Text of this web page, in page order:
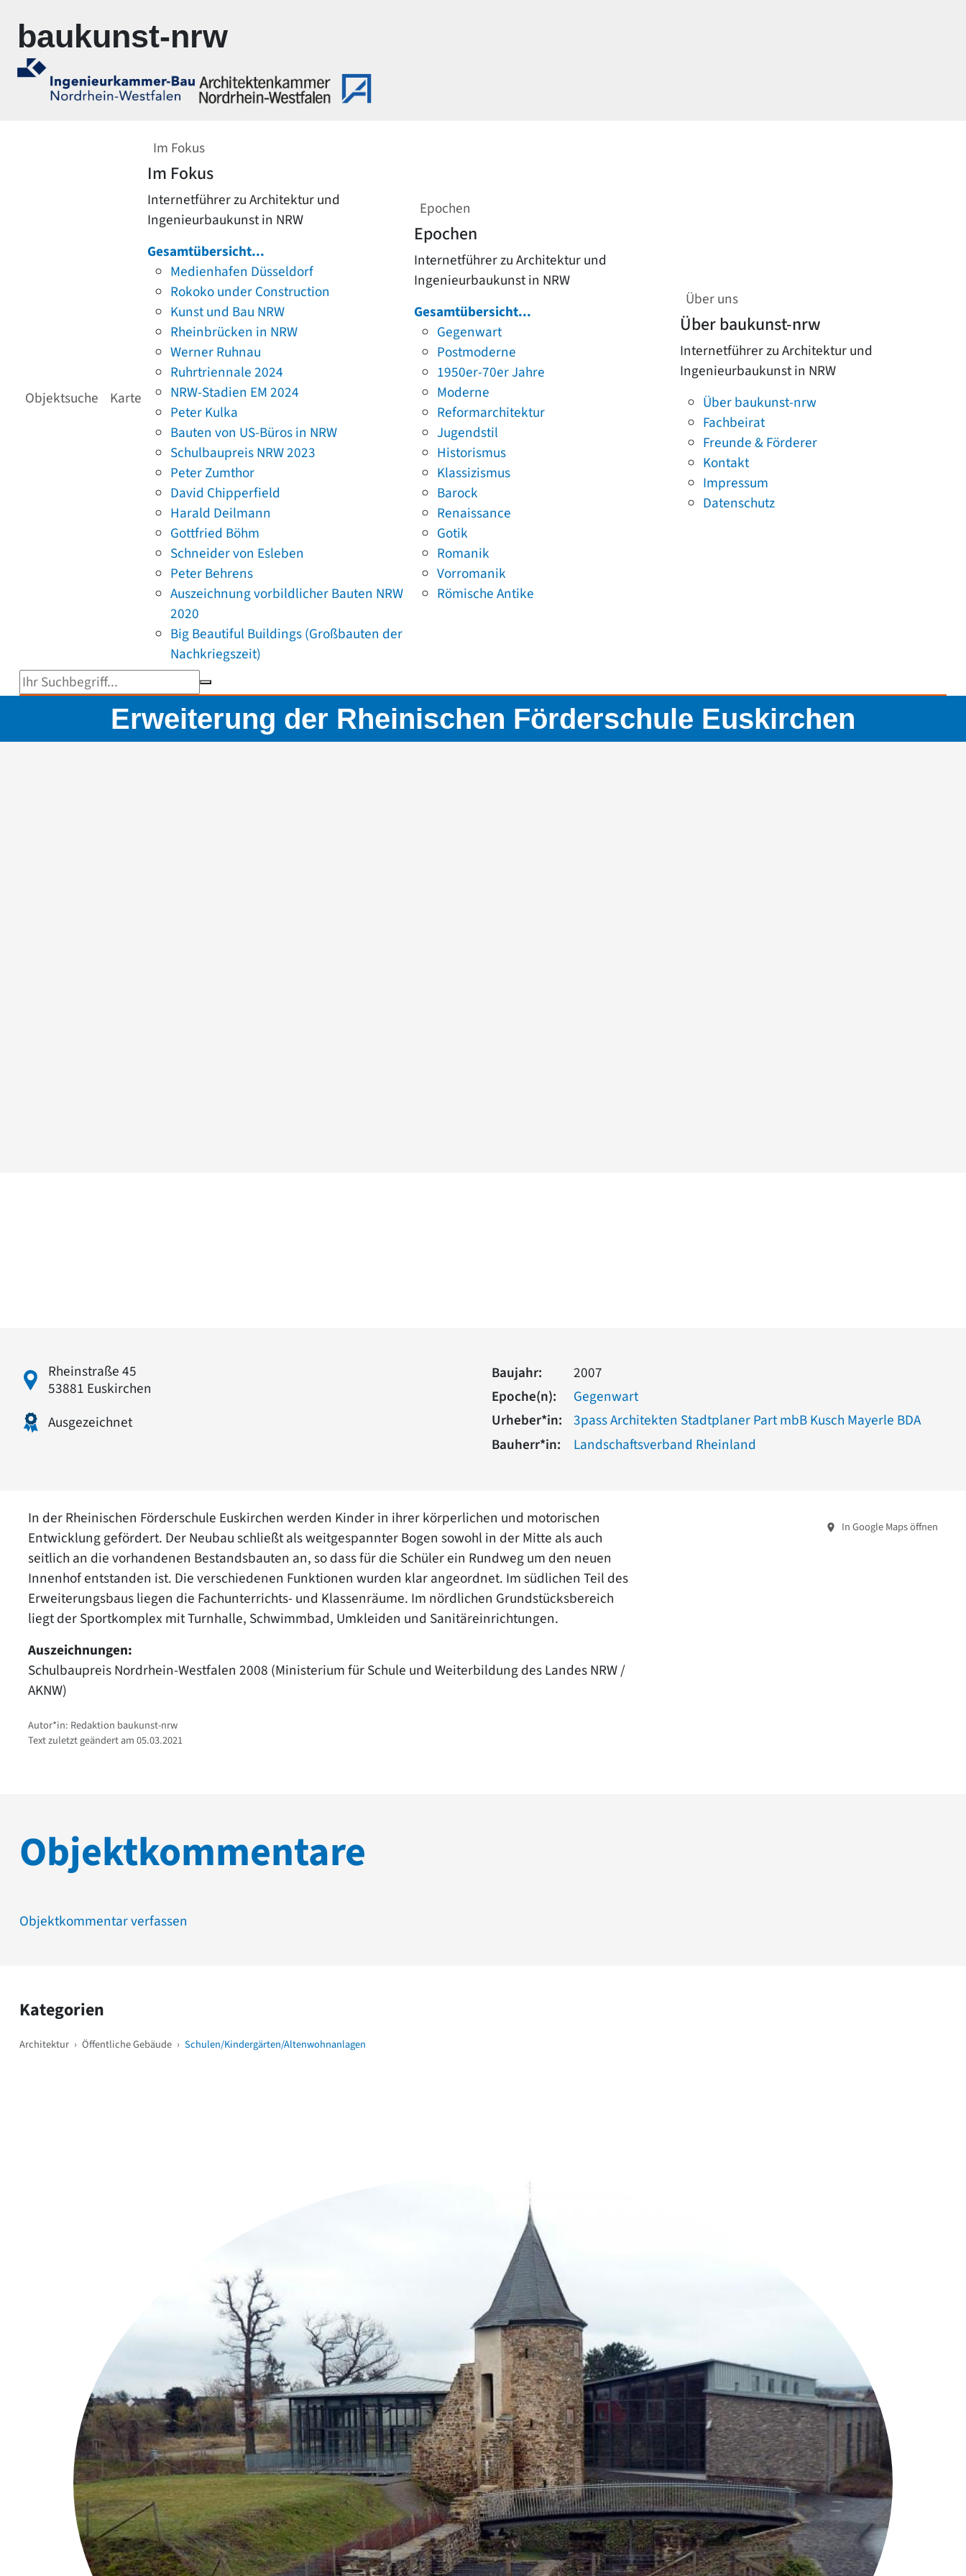
baukunst-nrw
Objektsuche Karte
Im Fokus
Im Fokus
Internetführer zu Architektur und
Ingenieurbaukunst in NRW
Gesamtübersicht...
Medienhafen Düsseldorf
Rokoko under Construction
Kunst und Bau NRW
Rheinbrücken in NRW
Werner Ruhnau
Ruhrtriennale 2024
NRW-Stadien EM 2024
Peter Kulka
Bauten von US-Büros in NRW
Schulbaupreis NRW 2023
Peter Zumthor
David Chipperfield
Harald Deilmann
Gottfried Böhm
Schneider von Esleben
Peter Behrens
Auszeichnung vorbildlicher Bauten NRW
2020
Big Beautiful Buildings (Großbauten der
Nachkriegszeit)
Epochen
Epochen
Internetführer zu Architektur und
Ingenieurbaukunst in NRW
Gesamtübersicht...
Gegenwart
Postmoderne
1950er-70er Jahre
Moderne
Reformarchitektur
Jugendstil
Historismus
Klassizismus
Barock
Renaissance
Gotik
Romanik
Vorromanik
Römische Antike
Über uns
Über baukunst-nrw
Internetführer zu Architektur und
Ingenieurbaukunst in NRW
Über baukunst-nrw
Fachbeirat
Freunde & Förderer
Kontakt
Impressum
Datenschutz
Suchbegriff eingeben
Erweiterung der Rheinischen Förderschule Euskirchen
Rheinstraße 45
53881 Euskirchen
Ausgezeichnet
Baujahr:
2007
Epoche(n):
Gegenwart
Urheber*in:
3pass Architekten Stadtplaner Part mbB Kusch Mayerle BDA
Bauherr*in:
Landschaftsverband Rheinland
In der Rheinischen Förderschule Euskirchen werden Kinder in ihrer körperlichen und motorischen
Entwicklung gefördert. Der Neubau schließt als weitgespannter Bogen sowohl in der Mitte als auch
seitlich an die vorhandenen Bestandsbauten an, so dass für die Schüler ein Rundweg um den neuen
Innenhof entstanden ist. Die verschiedenen Funktionen wurden klar angeordnet. Im südlichen Teil des
Erweiterungsbaus liegen die Fachunterrichts- und Klassenräume. Im nördlichen Grundstücksbereich
liegt der Sportkomplex mit Turnhalle, Schwimmbad, Umkleiden und Sanitäreinrichtungen.
Auszeichnungen:
Schulbaupreis Nordrhein-Westfalen 2008 (Ministerium für Schule und Weiterbildung des Landes NRW /
AKNW)
Autor*in: Redaktion baukunst-nrw
Text zuletzt geändert am 05.03.2021
In Google Maps öffnen
Objektkommentare
Objektkommentar verfassen
Kategorien
Architektur › Öffentliche Gebäude › Schulen/Kindergärten/Altenwohnanlagen